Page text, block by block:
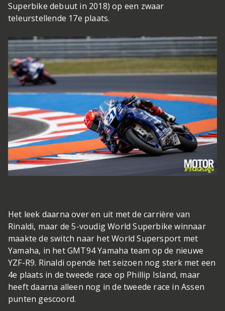
Superbike debuut in 2018) op een zwaar
teleurstellende 17e plaats.
Het leek daarna over en uit met de carrière van
Rinaldi, maar de 5-voudig World Superbike winnaar
maakte de switch naar het World Supersport met
Yamaha, in het GMT94 Yamaha team op de nieuwe
YZF-R9. Rinaldi opende het seizoen nog sterk met een
4e plaats in de tweede race op Phillip Island, maar
heeft daarna alleen nog in de tweede race in Assen
punten gescoord.